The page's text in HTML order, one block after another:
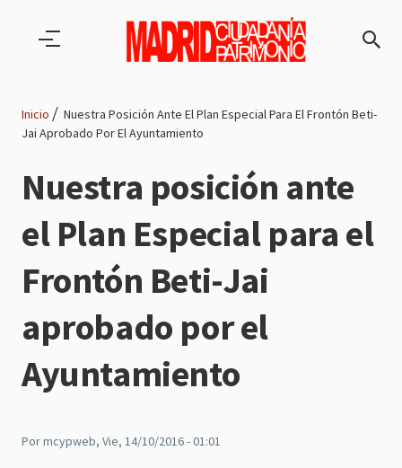
de
navegación
Inicio
Nuestra Posición Ante El Plan Especial Para El Frontón Beti-
Jai Aprobado Por El Ayuntamiento
Nuestra posición ante
el Plan Especial para el
Frontón Beti-Jai
aprobado por el
Ayuntamiento
Pormcypweb, Vie, 14/10/2016 - 01:01